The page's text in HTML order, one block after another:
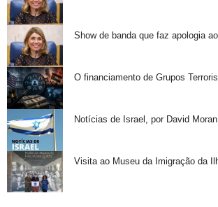
Show de banda que faz apologia
O financiamento de Grupos
Notícias de Israel, por David Moran
Visita ao Museu da Imigração da